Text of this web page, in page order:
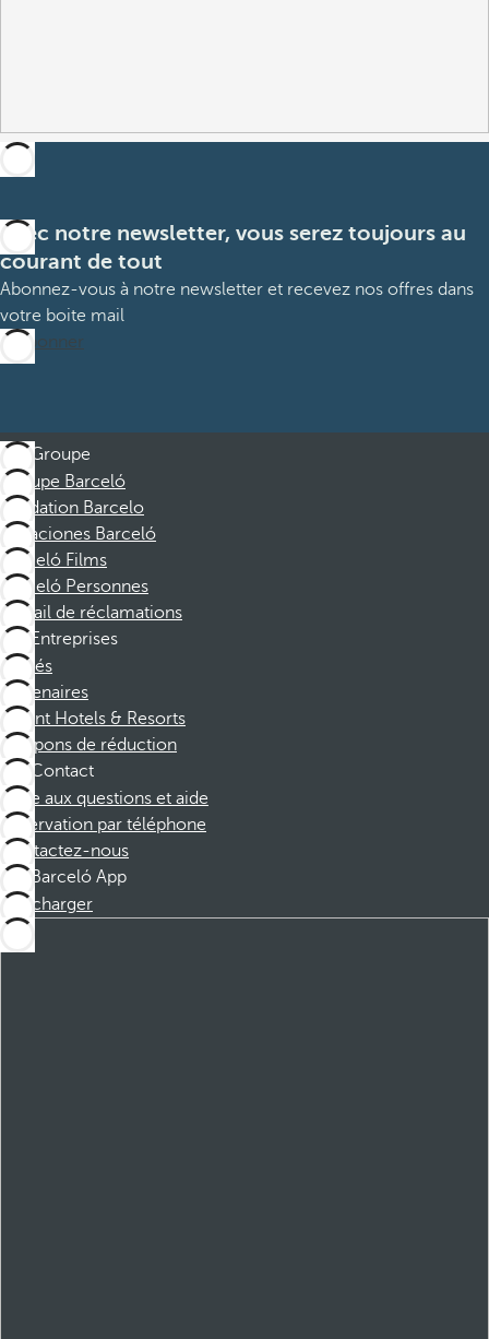
Avec notre newsletter, vous serez toujours au
courant de tout
Abonnez-vous à notre newsletter et recevez nos offres dans
votre boite mail
M’abonner
Groupe
Groupe Barceló
Fondation Barcelo
Vacaciones Barceló
Barceló Films
Barceló Personnes
Portail de réclamations
Entreprises
Affiliés
Partenaires
Dorint Hotels & Resorts
Coupons de réduction
Contact
Foire aux questions et aide
Réservation par téléphone
Contactez-nous
Barceló App
Télécharger